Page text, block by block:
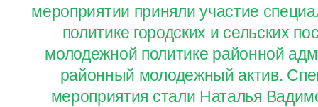
мероприятии приняли участие
политике городских и сельских
молодежной политике районной
районный молодежный актив.
мероприятия стали Наталья